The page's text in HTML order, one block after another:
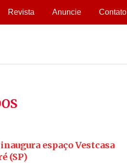
Revista Anuncie Contato
espaço Vestcasa
(SP)